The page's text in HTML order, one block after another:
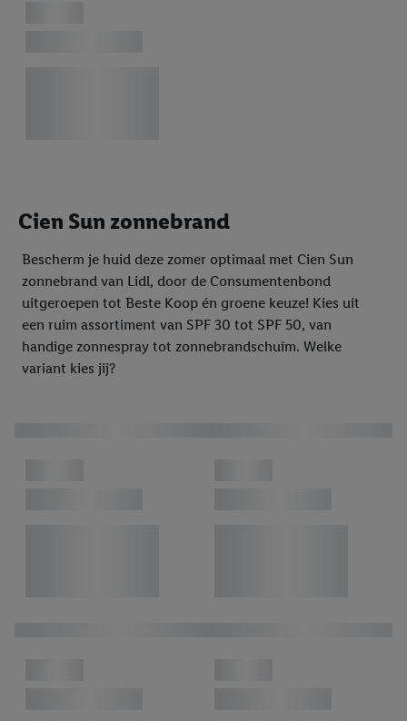
Cien Sun zonnebrand
Bescherm je huid deze zomer optimaal met Cien Sun
zonnebrand van Lidl, door de Consumentenbond
uitgeroepen tot Beste Koop én groene keuze! Kies uit
een ruim assortiment van SPF 30 tot SPF 50, van
handige zonnespray tot zonnebrandschuim. Welke
variant kies jij?